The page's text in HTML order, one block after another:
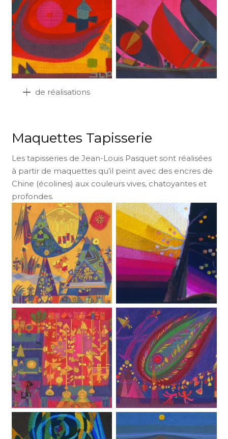
de réalisations
Maquettes Tapisserie
Les tapisseries de Jean-Louis Pasquet sont réalisées
à partir de maquettes qu’il peint avec des encres de
Chine (écolines) aux couleurs vives, chatoyantes et
profondes.